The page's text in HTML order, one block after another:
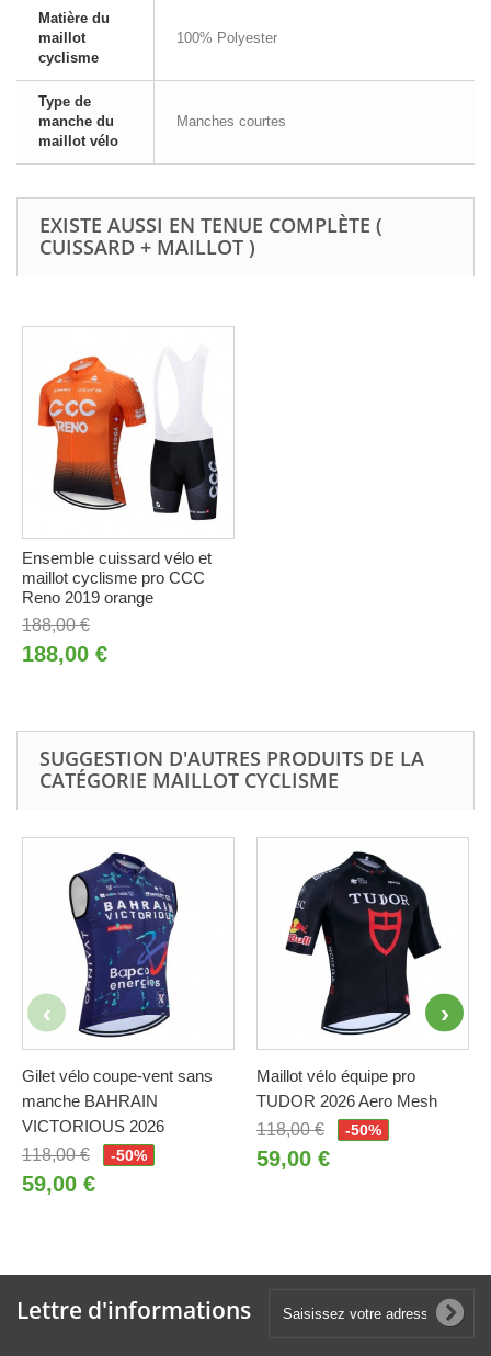
Matière du
maillot
cyclisme
100% Polyester
Type de
manche du
maillot vélo
Manches courtes
EXISTE AUSSI EN TENUE COMPLÈTE (
CUISSARD + MAILLOT )
Ensemble cuissard vélo et
maillot cyclisme pro CCC
Reno 2019 orange
188,00 €
188,00 €
SUGGESTION D'AUTRES PRODUITS DE LA
CATÉGORIE MAILLOT CYCLISME
Gilet vélo coupe-vent sans
manche BAHRAIN
VICTORIOUS 2026
118,00 €
-50%
59,00 €
Maillot vélo équipe pro
TUDOR 2026 Aero Mesh
118,00 €
-50%
59,00 €
Lettre d'informations